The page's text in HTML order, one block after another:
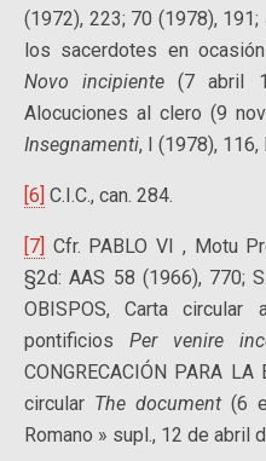
(1972), 223; 70 (1978), 191;
los sacerdotes en
Novo incipiente (7 abril
Alocuciones al clero (9
Insegnamenti, I (1978), 116,
[6] C.I.C., can. 284.
[7] Cfr. PABLO VI , Motu
§2d: AAS 58 (1966), 770;
OBISPOS, Carta
pontificios Per venire
CONGRECACIÓN PARA LA
circular The document (6
Romano » supl., 12 de abril